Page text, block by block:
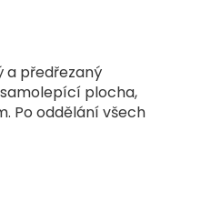
a předřezaný
plocha,
Po oddělání všech